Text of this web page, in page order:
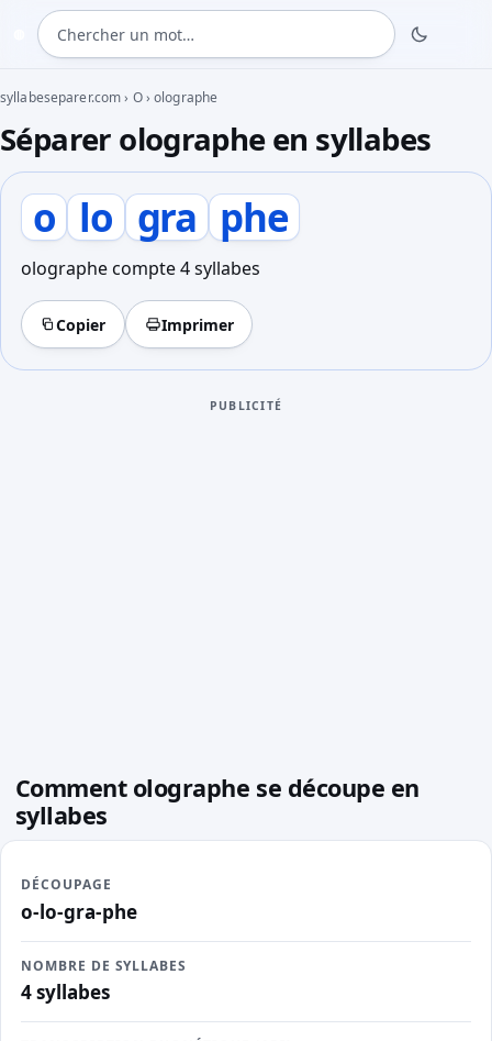
Chercher un mot
syllabeseparer.com› O›olographe
Séparer olographe en syllabes
o lo gra phe
olographe compte 4 syllabes
Copier Imprimer
PUBLICITÉ
Comment olographe se découpe en
syllabes
DÉCOUPAGE
o-lo-gra-phe
NOMBRE DE SYLLABES
4 syllabes